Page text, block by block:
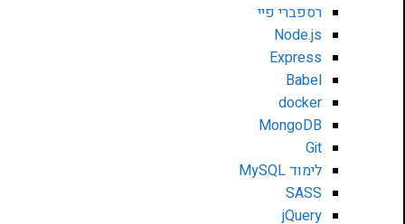
רספברי פיי
Node.js
Express
Babel
docker
MongoDB
Git
לימוד MySQL
SASS
jQuery